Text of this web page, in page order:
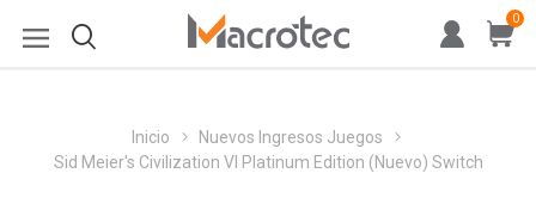
0
Inicio
Nuevos Ingresos Juegos
Sid Meier's Civilization VI Platinum Edition (Nuevo) Switch